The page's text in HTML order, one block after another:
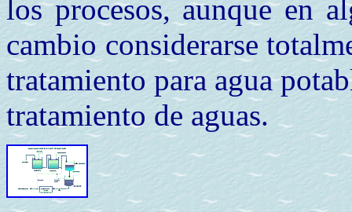
los procesos, aunque en
cambio considerarse
tratamiento para agua
tratamiento de aguas.